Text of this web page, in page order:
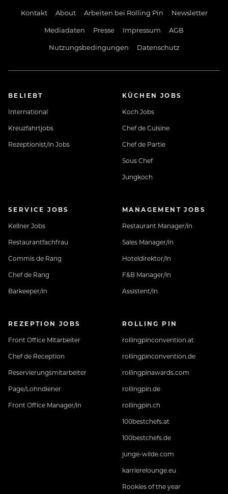
Kontakt About Arbeiten bei Rolling Pin
Newsletter
Mediadaten
Presse Impressum
AGB
Nutzungsbedingungen
Datenschutz
BELIEBT
International
Kreuzfahrtjobs
Rezeptionist/in Jobs
KÜCHEN JOBS
Koch Jobs
Chef de Cuisine
Chef de Partie
Sous Chef
Jungkoch
SERVICE JOBS
Kellner Jobs
Restaurantfachfrau
Commis de Rang
Chef de Rang
Barkeeper/in
MANAGEMENT JOBS
Restaurant Manager/in
Sales Manager/in
Hoteldirektor/in
F&B Manager/in
Assistent/in
REZEPTION JOBS
Front Office Mitarbeiter
Chef de Reception
Reservierungsmitarbeiter
Page/Lohndiener
Front Office Manager/in
ROLLING PIN
rollingpinconvention.at
rollingpinconvention.de
rollingpinawards.com
rollingpin.de
rollingpin.ch
100bestchefs.at
100bestchefs.de
junge-wilde.com
karrierelounge.eu
Rookies of the year